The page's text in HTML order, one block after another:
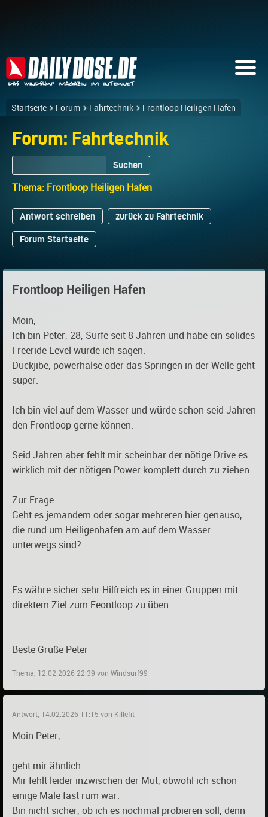
Startseite Forum Fahrtechnik Frontloop Heiligen Hafen
Forum: Fahrtechnik
Suchen
Thema: Frontloop Heiligen Hafen
Antwort schreiben zurück zu Fahrtechnik
Forum Startseite
Frontloop Heiligen Hafen
Moin,
Ich bin Peter, 28, Surfe seit 8 Jahren und habe ein solides
Freeride Level würde ich sagen.
Duckjibe, powerhalse oder das Springen in der Welle geht
super.
Ich bin viel auf dem Wasser und würde schon seid Jahren
den Frontloop gerne können.
Seid Jahren aber fehlt mir scheinbar der nötige Drive es
wirklich mit der nötigen Power komplett durch zu ziehen.
Zur Frage:
Geht es jemandem oder sogar mehreren hier genauso,
die rund um Heiligenhafen am auf dem Wasser
unterwegs sind?
Es währe sicher sehr Hilfreich es in einer Gruppen mit
direktem Ziel zum Feontloop zu üben.
Beste Grüße Peter
Thema, 12.02.2026 22:39 von Windsurf99
Antwort, 14.02.2026 11:15 von Killefit
Moin Peter,
geht mir ähnlich.
Mir fehlt leider inzwischen der Mut, obwohl ich schon
einige Male fast rum war.
Bin nicht sicher, ob ich es nochmal probieren soll, denn